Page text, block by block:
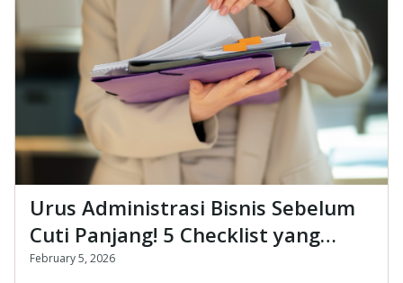
Urus Administrasi Bisnis Sebelum
Cuti Panjang! 5 Checklist yang
Harus Segera Diurus
February 5, 2026